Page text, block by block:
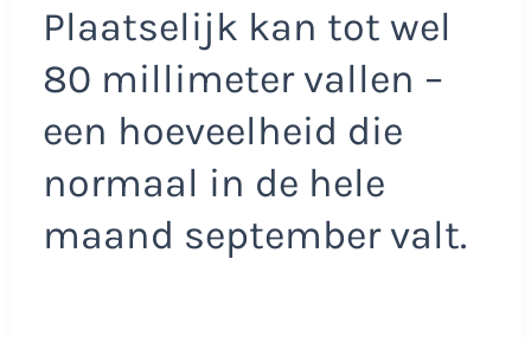
Plaatselijk kan tot wel
80 millimeter vallen –
een hoeveelheid die
normaal in de hele
maand september valt.